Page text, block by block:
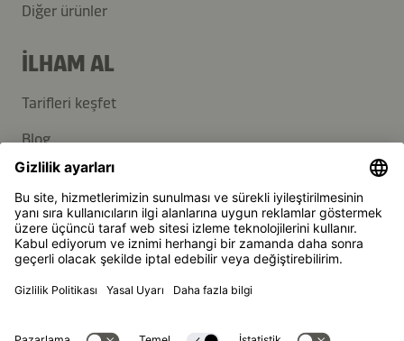
Diğer ürünler
İLHAM AL
Tarifleri keşfet
Blog
DESTEK
İletişim
SSS
Kikkoman, Japon Kikkoman Corporation'ın, tescilli markasıdır.